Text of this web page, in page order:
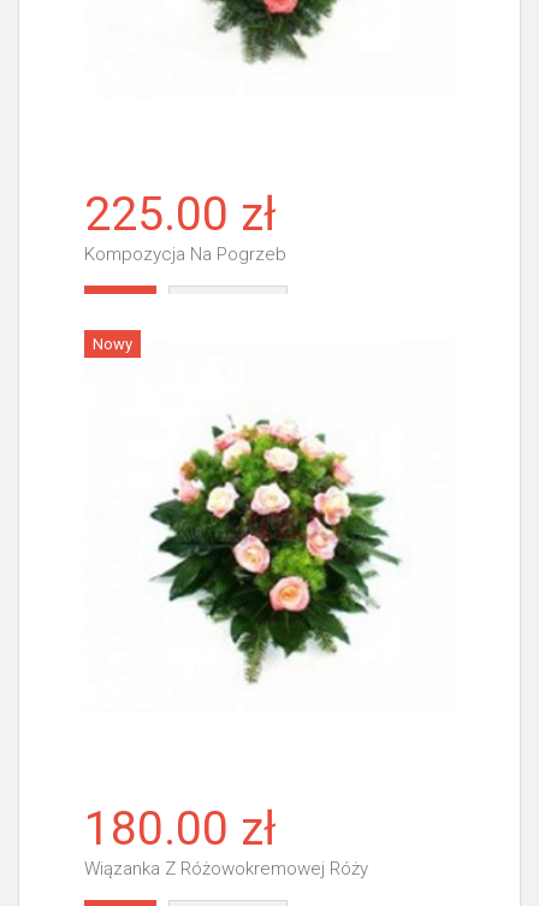
225.00 zł
Kompozycja Na Pogrzeb
Nowy
180.00 zł
Wiązanka Z Różowokremowej Róży